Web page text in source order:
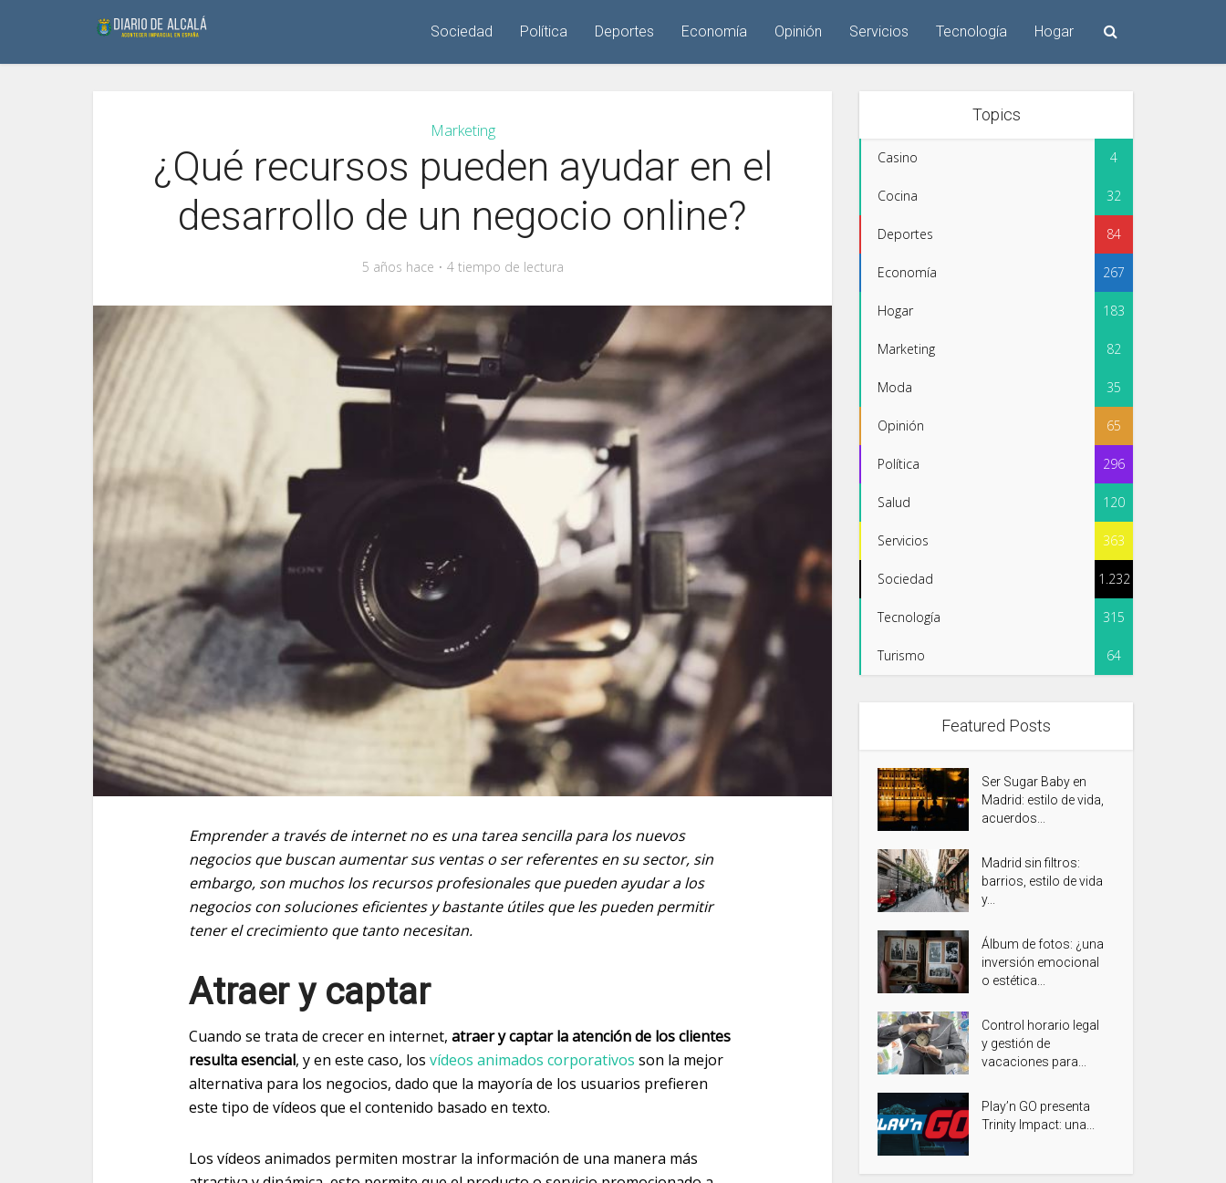
Sociedad Política Deportes Economía Opinión Servicios Tecnología Hogar
Marketing
¿Qué recursos pueden ayudar en el
desarrollo de un negocio online?
5 años hace 4 tiempo de lectura
Emprender a través de internet no es una tarea sencilla para los nuevos
negocios que buscan aumentar sus ventas o ser referentes en su sector, sin
embargo, son muchos los recursos profesionales que pueden ayudar a los
negocios con soluciones eficientes y bastante útiles que les pueden permitir
tener el crecimiento que tanto necesitan.
Atraer y captar
Cuando se trata de crecer en internet, atraer y captar la atención de los clientes
resulta esencial, y en este caso, los vídeos animados corporativos son la mejor
alternativa para los negocios, dado que la mayoría de los usuarios prefieren
este tipo de vídeos que el contenido basado en texto.
Los vídeos animados permiten mostrar la información de una manera más
Topics
Casino 4
Cocina 32
Deportes 84
Economía 267
Hogar 183
Marketing 82
Moda 35
Opinión 65
Política 296
Salud 120
Servicios 363
Sociedad 1.232
Tecnología 315
Turismo 64
Featured Posts
Ser Sugar Baby en
Madrid: estilo de vida,
acuerdos...
Madrid sin filtros:
barrios, estilo de vida
y...
Álbum de fotos: ¿una
inversión emocional
o estética...
Control horario legal
y gestión de
vacaciones para...
Play’n GO presenta
Trinity Impact: una...